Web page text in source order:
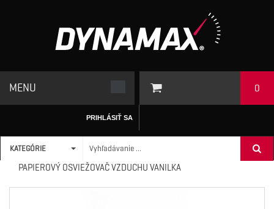
MENU 0
PRIHLÁSIŤ SA
KATEGÓRIE
ÚVODNÁ STRÁNKA / AUTODOPLNKY
PAPIEROVÝ OSVIEŽOVAČ VZDUCHU VANILKA